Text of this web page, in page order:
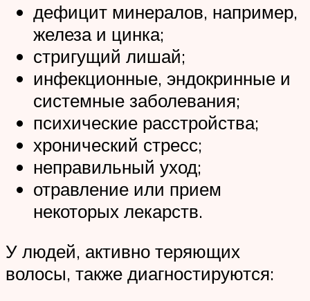
дефицит минералов, например,
железа и цинка;
стригущий лишай;
инфекционные, эндокринные и
системные заболевания;
психические расстройства;
хронический стресс;
неправильный уход;
отравление или прием
некоторых лекарств.
У людей, активно теряющих
волосы, также диагностируются: